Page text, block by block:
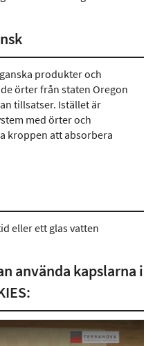
produkter och
örter från staten Oregon
tillsatser. Istället är
med örter och
kroppen att absorbera
eller ett glas vatten
använda kapslarna i